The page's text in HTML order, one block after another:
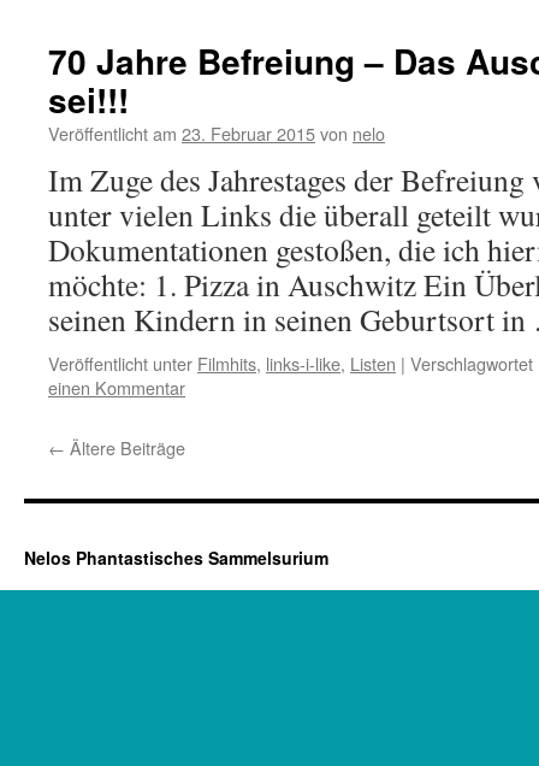
70 Jahre Befreiung – Das
sei!!!
Veröffentlicht am 23. Februar 2015von nelo
Im Zuge des Jahrestages der
unter vielen Links die überall geteilt
Dokumentationen gestoßen, die ich
möchte: 1. Pizza in Auschwitz Ein
seinen Kindern in seinen Geburtsort
Veröffentlicht unter Filmhits, links-i-like, Listen | Verschlagwortet
einen Kommentar
← Ältere Beiträge
Nelos Phantastisches Sammelsurium